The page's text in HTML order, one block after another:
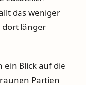
das weniger
dort länger
ein Blick auf die
Partien